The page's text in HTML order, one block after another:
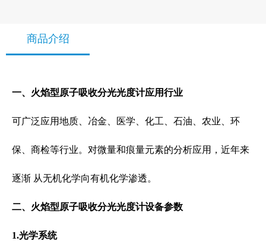
商品介绍
一、火焰型原子吸收分光光度计应用行业
可广泛应用地质、冶金、医学、化工、石油、农业、环
保、商检等行业。对微量和痕量元素的分析应用，近年来
逐渐 从无机化学向有机化学渗透。
二、 火焰型原子吸收分光光度计设备参数
1.光学系统